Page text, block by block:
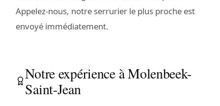
Appelez-nous, notre serrurier le plus proche est
envoyé immédiatement.
Notre expérience à Molenbeek-
Saint-Jean